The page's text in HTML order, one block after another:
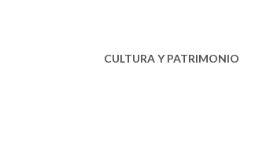
CULTURA Y PATRIMONIO